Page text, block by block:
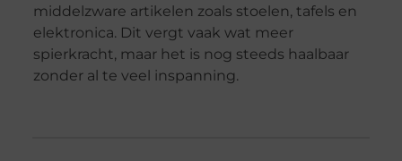
middelzware artikelen zoals stoelen, tafels en
elektronica. Dit vergt vaak wat meer
spierkracht, maar het is nog steeds haalbaar
zonder al te veel inspanning.